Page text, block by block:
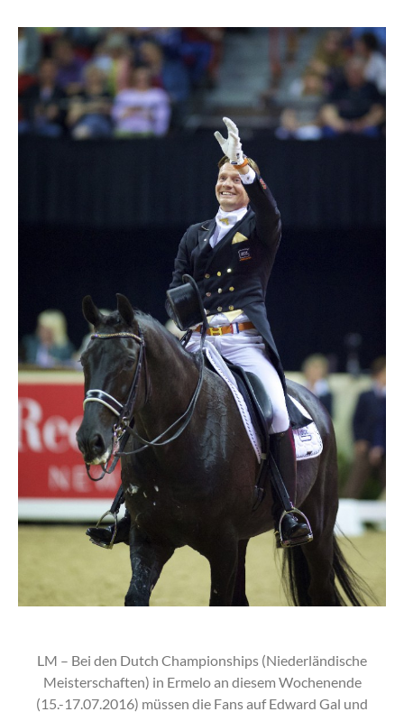
LM – Bei den Dutch Championships (Niederländische
Meisterschaften) in Ermelo an diesem Wochenende
(15.-17.07.2016) müssen die Fans auf Edward Gal und